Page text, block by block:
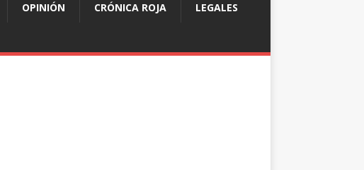
OPINIÓN CRÓNICA ROJA LEGALES